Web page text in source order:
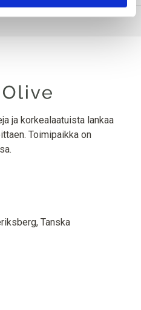
ja korkealaatuista lankaa
Toimipaikka on
Tanska